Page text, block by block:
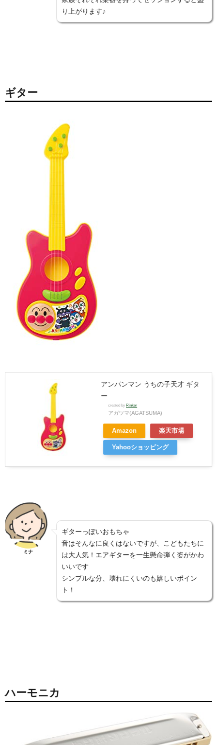
り上がります♪
ギター
アンパンマン うちの子天才 ギタ
ー
created byRinker
アガツマ(AGATSUMA)
Amazon 楽天市場
Yahooショッピング
ミナ
ギターっぽいおもちゃ
音はそんなに良くはないですが、こどもたちに
は大人気！エアギターを一生懸命弾く姿がかわ
いいです
シンプルな分、壊れにくいのも嬉しいポイン
ト！
ハーモニカ